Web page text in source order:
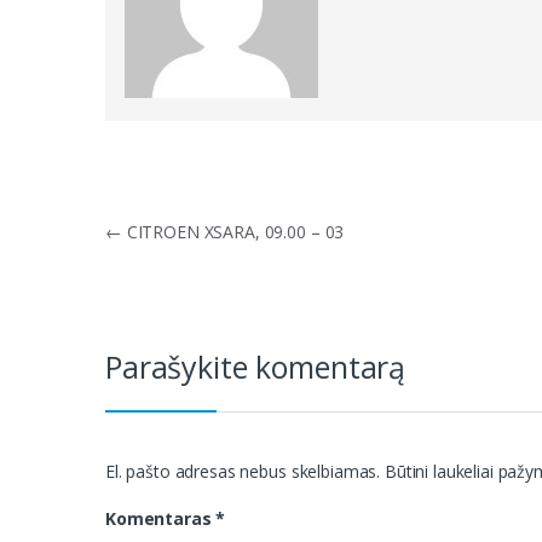
Navigacija
← CITROEN XSARA, 09.00 – 03
Parašykite komentarą
El. pašto adresas nebus skelbiamas. Būtini laukeliai
Komentaras*